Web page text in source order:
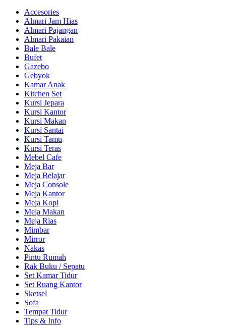
Accesories
Almari Jam Hias
Almari Pajangan
Almari Pakaian
Bale Bale
Bufet
Gazebo
Gebyok
Kamar Anak
Kitchen Set
Kursi Jepara
Kursi Kantor
Kursi Makan
Kursi Santai
Kursi Tamu
Kursi Teras
Mebel Cafe
Meja Bar
Meja Belajar
Meja Console
Meja Kantor
Meja Kopi
Meja Makan
Meja Rias
Mimbar
Mirror
Nakas
Pintu Rumah
Rak Buku / Sepatu
Set Kamar Tidur
Set Ruang Kantor
Sketsel
Sofa
Tempat Tidur
Tips & Info